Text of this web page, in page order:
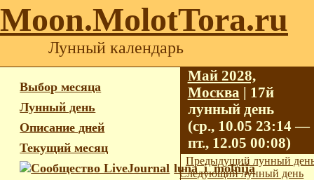
Moon.MolotTora.ru
Лунный календарь
Выбор месяца
Лунный день
Описание дней
Текущий месяц
luna_i_molnija
Май 2028,
Москва | 17й
лунный день
(ср., 10.05 23:14 —
пт., 12.05 00:08)
Предыдущий лунный
Следующий лунный день